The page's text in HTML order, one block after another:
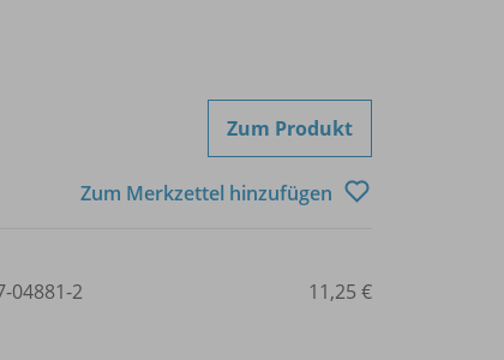
Zum Produkt
Zum Merkzettel hinzufügen
04881-2 11,25 €